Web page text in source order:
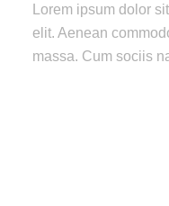
Lorem ipsum dolor
elit. Aenean
massa. Cum sociis